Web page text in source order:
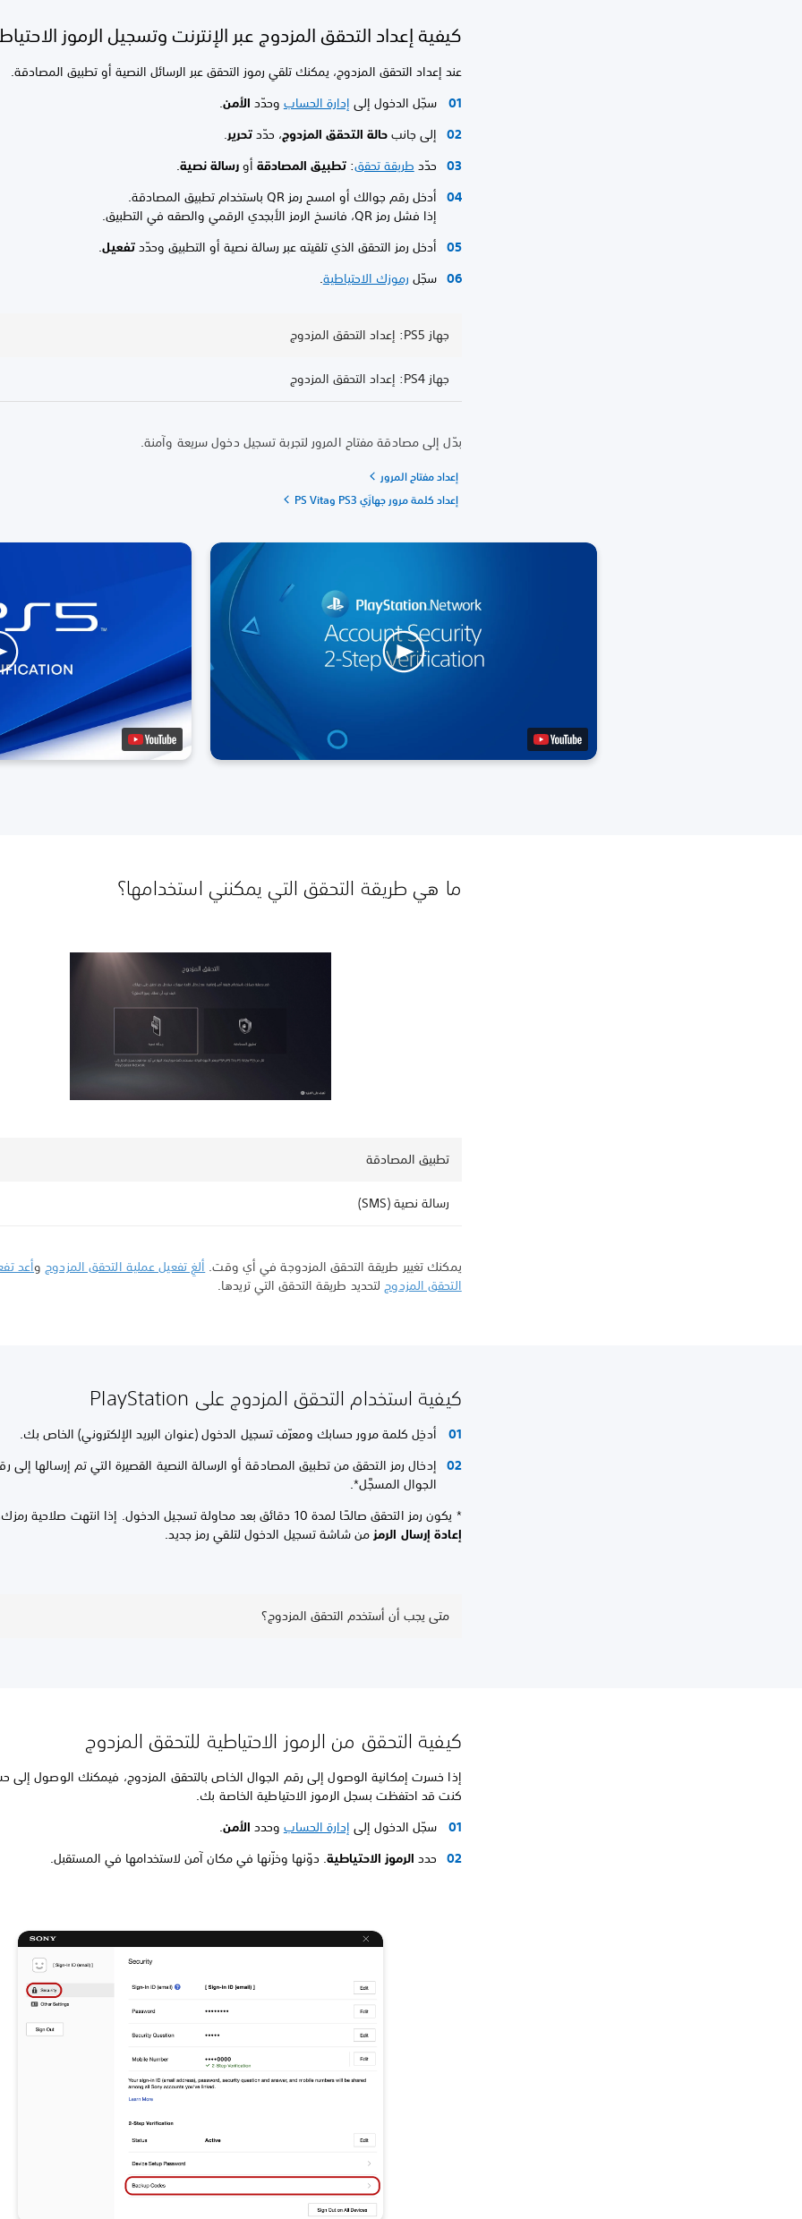
كيفية إعداد التحقق المزدوج عبر الإنترنت وتسجيل الرموز
عند إعداد التحقق المزدوج، يمكنك تلقي رموز التحقق عبر الرسائل النصية أو تطبيق المصادقة.
سجّل الدخول إلى إدارة الحساب وحدّد الأمن.
إلى جانبحالة التحقق المزدوج، حدّدتحرير.
حدّد طريقة تحقق:تطبيق المصادقة أورسالة نصية.
أدخل رقم جوالك أو امسح رمز QR باستخدام تطبيق المصادقة.
إذا فشل رمز QR، فانسخ الرمز الأبجدي الرقمي والصقه في التطبيق.
أدخل رمز التحقق الذي تلقيته عبر رسالة نصية أو التطبيق وحدّدتفعيل.
سجّل رموزك الاحتياطية.
جهاز PS5: إعداد التحقق المزدوج
جهاز PS4: إعداد التحقق المزدوج
بدّل إلى مصادقة مفتاح المرور لتجربة تسجيل دخول سريعة وآمنة.
إعداد مفتاح المرور
إعداد كلمة مرور جهازَي PS3 وPS Vita
ما هي طريقة التحقق التي يمكنني استخدامها؟
تطبيق المصادقة
رسالة نصية (SMS)
يمكنك تغيير طريقة التحقق المزدوجة في أي وقت. ألغِ تفعيل عملية التحقق المزدوج وأعد
التحقق المزدوج لتحديد طريقة التحقق التي تريدها.
كيفية استخدام التحقق المزدوج على PlayStation
أدخِل كلمة مرور حسابك ومعرّف تسجيل الدخول (عنوان البريد الإلكتروني) الخاص بك.
إدخال رمز التحقق من تطبيق المصادقة أو الرسالة النصية القصيرة التي تم إرسالها إلى
الجوال المسجَّل*.
* يكون رمز التحقق صالحًا لمدة 10 دقائق بعد محاولة تسجيل الدخول. إذا انتهت صلاحية رمزك، فحدد
إعادة إرسال الرمز من شاشة تسجيل الدخول لتلقي رمز جديد.
متى يجب أن أستخدم التحقق المزدوج؟
كيفية التحقق من الرموز الاحتياطية للتحقق المزدوج
إذا خسرت إمكانية الوصول إلى رقم الجوال الخاص بالتحقق المزدوج، فيمكنك الوصول إلى
كنت قد احتفظت بسجل الرموز الاحتياطية الخاصة بك.
سجّل الدخول إلى إدارة الحساب وحدد الأمن
حدد الرموز الاحتياطية . دوّنها وخزّنها في مكان آمن لاستخدامها في المستقبل.